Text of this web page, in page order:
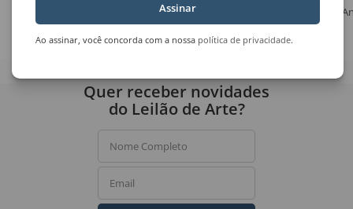
Caminhos
Paisagem 211
Assinar
Ao assinar, você concorda com a nossa política de privacidade.
Quer receber novidades
do Leilão de Arte?
Nome Completo
Email